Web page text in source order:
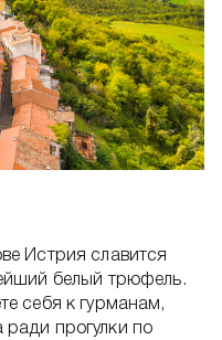
Истрия славится
белый трюфель.
себя к гурманам,
прогулки по